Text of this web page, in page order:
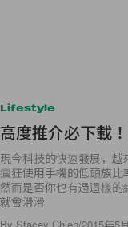
Lifestyle
高度推介必下載
現今科技的快速發展，
瘋狂使用手機的低頭族比
然而是否你也有過這樣
就會滑滑